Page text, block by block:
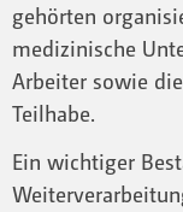
gehörten
medizinische
Arbeiter sowie
Teilhabe.
Ein wichtiger